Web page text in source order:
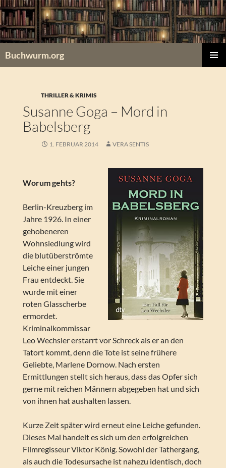
Zum
Inhalt
springen
Buchwurm.org
THRILLER & KRIMIS
Susanne Goga – Mord in
Babelsberg
1. FEBRUAR 2014 VERA SENTIS
Worum gehts?
Berlin-Kreuzberg im
Jahre 1926. In einer
gehobeneren
Wohnsiedlung wird
die blutüberströmte
Leiche einer jungen
Frau entdeckt. Sie
wurde mit einer
roten Glasscherbe
ermordet.
Kriminalkommissar
Leo Wechsler erstarrt vor Schreck als er an den
Tatort kommt, denn die Tote ist seine frühere
Geliebte, Marlene Dornow. Nach ersten
Ermittlungen stellt sich heraus, dass das Opfer sich
gerne mit reichen Männern abgegeben hat und sich
von ihnen hat aushalten lassen.
Kurze Zeit später wird erneut eine Leiche gefunden.
Dieses Mal handelt es sich um den erfolgreichen
Filmregisseur Viktor König. Sowohl der Tathergang,
als auch die Todesursache ist nahezu identisch, doch